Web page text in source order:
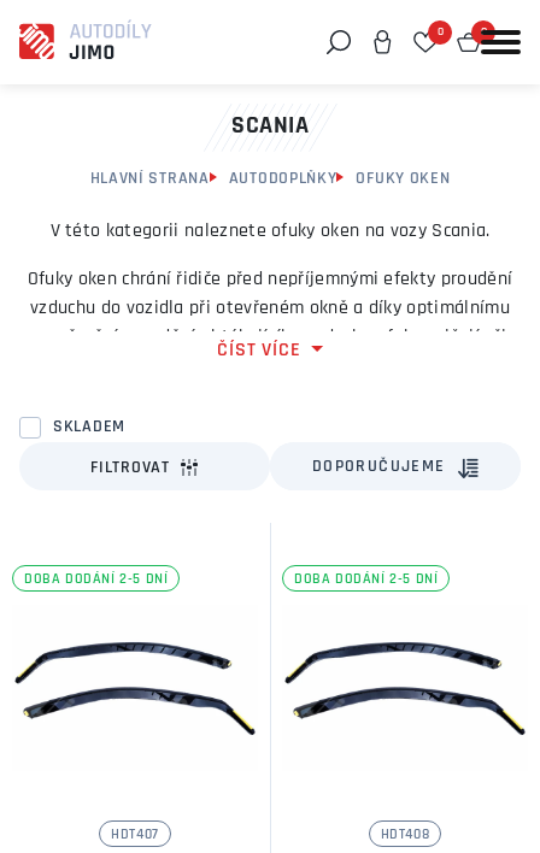
0 0
SCANIA
HLAVNÍ STRANA AUTODOPLŇKY OFUKY OKEN
V této kategorii naleznete ofuky oken na vozy Scania.
Ofuky oken chrání řidiče před nepříjemnými efekty proudění
vzduchu do vozidla při otevřeném okně a díky optimálnímu
usměrnění proudění obtékajícího vzduchu ofuky snižují při
ČÍST VÍCE
SKLADEM
FILTROVAT DOPORUČUJEME
DOBA DODÁNÍ 2-5 DNÍ
HDT407
DOBA DODÁNÍ 2-5 DNÍ
HDT408